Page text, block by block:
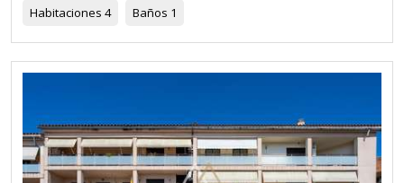
Habitaciones 4 Baños 1